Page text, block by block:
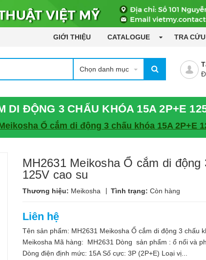
GIỚI THIỆU CATALOGUE TRA
Chọn danh mục
DI ĐỘNG 3 CHẤU KHÓA 15A 2P+E
Ổ cắm di động 3 chấu khóa 15A 2P+E
MH2631 Meikosha Ổ cắm di
125V cao su
Thương hiệu: Meikosha | Tình trạng: Còn hàng
Liên hệ
Tên sản phẩm: MH2631 Meikosha Ổ cắm di động 3 chấu
Meikosha Mã hàng: MH2631 Dòng sản phẩm : ổ nối và
Dòng điện định mức: 15A Số cực: 3P (2P+E) Loại vị...